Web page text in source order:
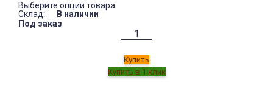
Выберите опции товара
Склад:
В наличии
Под заказ
Купить